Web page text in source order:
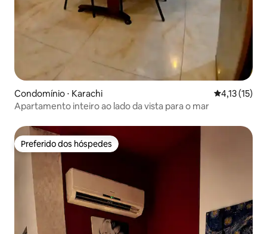
Condomínio ⋅ Karachi 4,13 de uma
4,13 (15)
Apartamento inteiro ao lado da vista para o mar
Preferido dos hóspedes
Preferido dos hóspedes